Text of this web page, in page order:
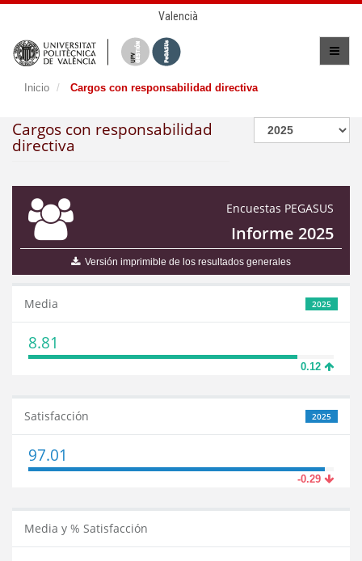
Valencià
Inicio Cargos con responsabilidad directiva
Cargos con responsabilidad
directiva
Encuestas PEGASUS
Informe 2025
Versión imprimible de los resultados generales
2025
Media
8.81
0.12
2025
Satisfacción
97.01
-0.29
Media y % Satisfacción